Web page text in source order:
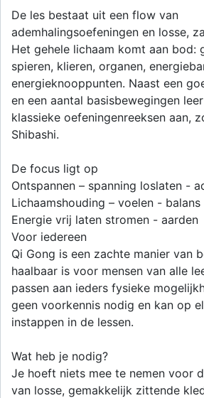
De les bestaat uit een flow van
ademhalingsoefeningen en losse,
Het gehele lichaam komt aan bod:
spieren, klieren, organen,
energieknooppunten. Naast een
en een aantal basisbewegingen
klassieke oefeningenreeksen aan,
Shibashi.
De focus ligt op
Ontspannen – spanning loslaten -
Lichaamshouding – voelen - balans
Energie vrij laten stromen - aarden
Voor iedereen
Qi Gong is een zachte manier van
haalbaar is voor mensen van alle
passen aan ieders fysieke
geen voorkennis nodig en kan op
instappen in de lessen.
Wat heb je nodig?
Je hoeft niets mee te nemen voor
van losse, gemakkelijk zittende